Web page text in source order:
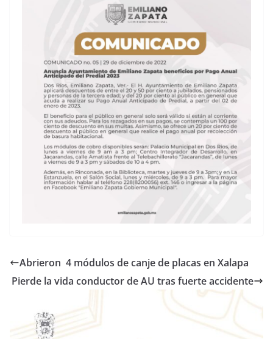
Abrieron 4 módulos de canje de placas en Xalapa
Pierde la vida conductor de AU tras fuerte accidente